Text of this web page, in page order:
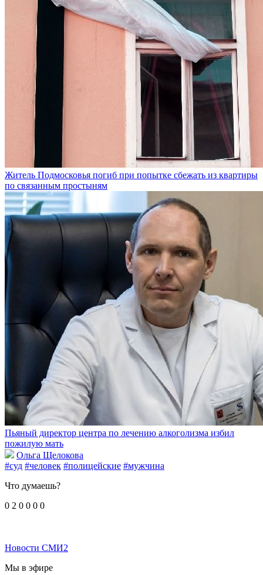
Житель Подмосковья погиб при попытке сбежать из квартиры
по связанным простыням
Пьяный директор центра по лечению алкоголизма избил
пожилую мать
Ольга Щелокова
#суд #человек #полицейские #мужчина
Что думаешь?
0 2 0 0 0 0
Новости СМИ2
Мы в эфире